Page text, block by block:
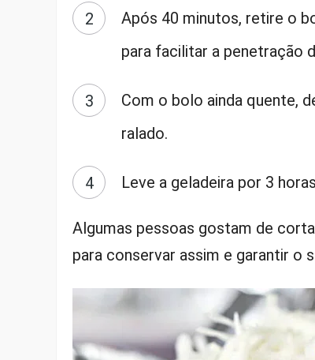
Após 40 minutos, retire o
para facilitar a penetração
Com o bolo ainda quente,
ralado.
Leve a geladeira por 3
Algumas pessoas gostam de
para conservar assim e garantir o